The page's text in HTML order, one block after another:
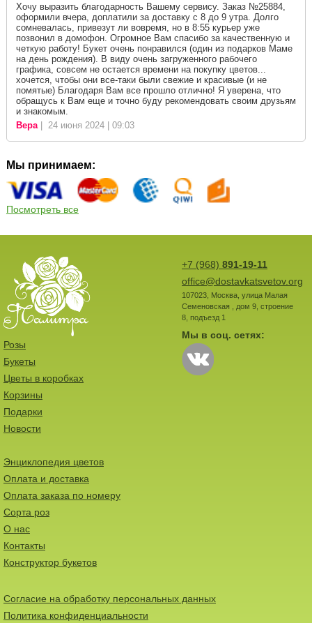
Хочу выразить благодарность Вашему сервису. Заказ №25884,
оформили вчера, доплатили за доставку с 8 до 9 утра. Долго
сомневалась, привезут ли вовремя, но в 8:55 курьер уже
позвонил в домофон. Огромное Вам спасибо за качественную и
четкую работу! Букет очень понравился (один из подарков Маме
на день рождения). В виду очень загруженного рабочего
графика, совсем не остается времени на покупку цветов...
хочется, чтобы они все-таки были свежие и красивые (и не
помятые) Благодаря Вам все прошло отлично! Я уверена, что
обращусь к Вам еще и точно буду рекомендовать своим друзьям
и знакомым.
Вера| 24 июня 2024 | 09:03
Мы принимаем:
Посмотреть все
+7 (968) 891-19-11
office@dostavkatsvetov.org
107023, Москва, улица Малая
Семеновская , дом 9, строение
8, подъезд 1
Мы в соц. сетях:
Розы
Букеты
Цветы в коробках
Корзины
Подарки
Новости
Энциклопедия цветов
Оплата и доставка
Оплата заказа по номеру
Сорта роз
О нас
Контакты
Конструктор букетов
Согласие на обработку персональных данных
Политика конфиденциальности